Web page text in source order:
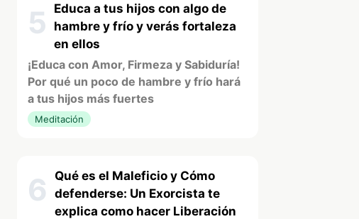
5
Educa a tus hijos con algo de
hambre y frío y verás fortaleza
en ellos
¡Educa con Amor, Firmeza y Sabiduría!
Por qué un poco de hambre y frío hará
a tus hijos más fuertes
Meditación
6
Qué es el Maleficio y Cómo
defenderse: Un Exorcista te
explica como hacer Liberación